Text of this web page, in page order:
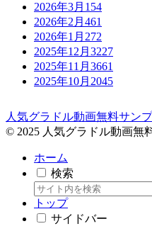
2026年3月 154
2026年2月 461
2026年1月 272
2025年12月 3227
2025年11月 3661
2025年10月 2045
人気グラドル動画無料サン
© 2025 人気グラドル動画無
ホーム
検索
トップ
サイドバー